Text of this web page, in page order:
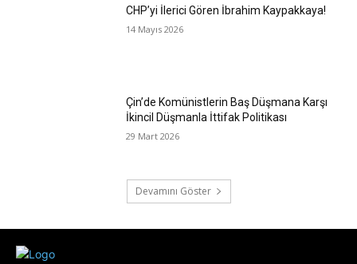
CHP’yi İlerici Gören İbrahim Kaypakkaya!
14 Mayıs 2026
Çin’de Komünistlerin Baş Düşmana Karşı
İkincil Düşmanla İttifak Politikası
29 Mart 2026
Devamını Göster